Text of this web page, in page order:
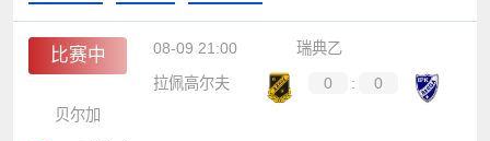
比赛中 08-09 21:00
瑞典乙
拉佩高尔夫
0 :
0
贝尔加